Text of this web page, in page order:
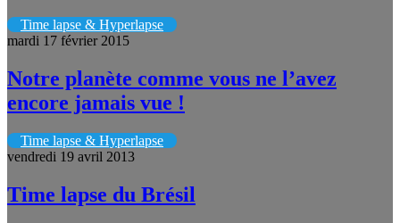
Time lapse & Hyperlapse
mardi 17 février 2015
Notre planète comme vous ne l’avez
encore jamais vue !
Time lapse & Hyperlapse
vendredi 19 avril 2013
Time lapse du Brésil